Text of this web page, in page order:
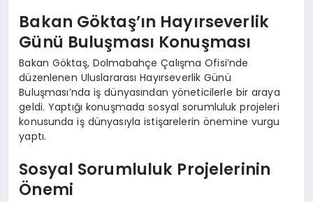
Bakan Göktaş’ın Hayırseverlik
Günü Buluşması Konuşması
Bakan Göktaş, Dolmabahçe Çalışma Ofisi’nde
düzenlenen Uluslararası Hayırseverlik Günü
Buluşması’nda iş dünyasından yöneticilerle bir araya
geldi. Yaptığı konuşmada sosyal sorumluluk projeleri
konusunda iş dünyasıyla istişarelerin önemine vurgu
yaptı.
Sosyal Sorumluluk Projelerinin
Önemi